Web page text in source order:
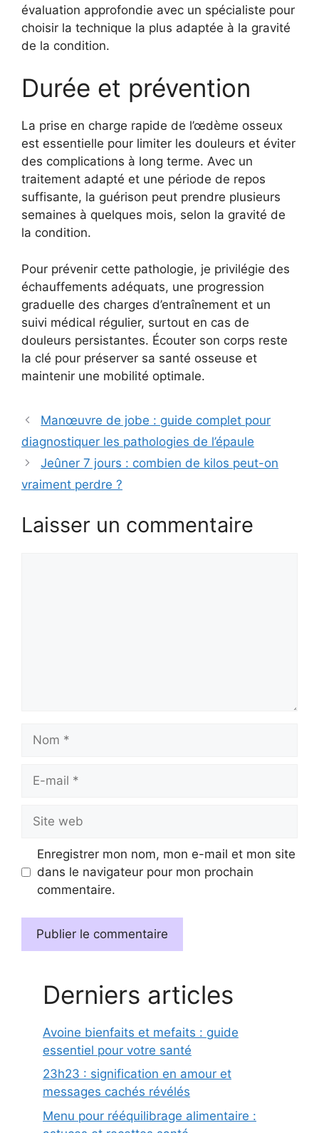
évaluation approfondie avec un spécialiste pour
choisir la technique la plus adaptée à la gravité
de la condition.
Durée et prévention
La prise en charge rapide de l’œdème osseux
est essentielle pour limiter les douleurs et éviter
des complications à long terme. Avec un
traitement adapté et une période de repos
suffisante, la guérison peut prendre plusieurs
semaines à quelques mois, selon la gravité de
la condition.
Pour prévenir cette pathologie, je privilégie des
échauffements adéquats, une progression
graduelle des charges d’entraînement et un
suivi médical régulier, surtout en cas de
douleurs persistantes. Écouter son corps reste
la clé pour préserver sa santé osseuse et
maintenir une mobilité optimale.
Manœuvre de jobe : guide complet pour
diagnostiquer les pathologies de l’épaule
Jeûner 7 jours : combien de kilos peut-on
vraiment perdre ?
Laisser un commentaire
Nom
Site
web
Enregistrer mon nom, mon e-mail et mon site
dans le navigateur pour mon prochain
commentaire.
Derniers articles
Avoine bienfaits et mefaits : guide
essentiel pour votre santé
23h23 : signification en amour et
messages cachés révélés
Menu pour rééquilibrage alimentaire :